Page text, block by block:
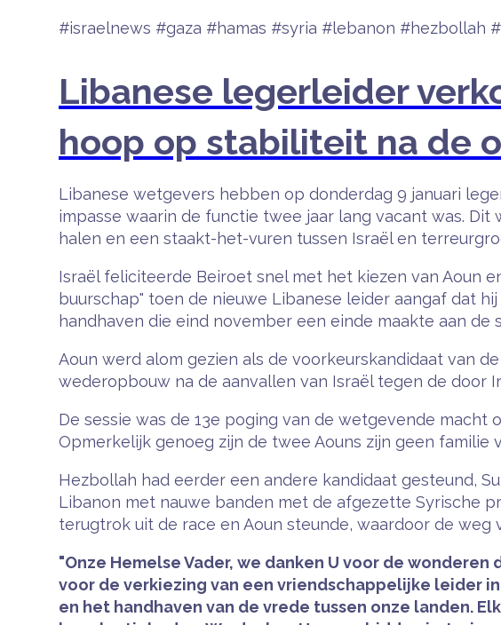
#israelnews #gaza #hamas #syria #lebanon #hezbollah
Libanese legerleider
hoop op stabiliteit na de
Libanese wetgevers hebben op donderdag 9 januari
impasse waarin de functie twee jaar lang vacant was.
halen en een staakt-het-vuren tussen Israël en
Israël feliciteerde Beiroet snel met het kiezen van Aoun
buurschap" toen de nieuwe Libanese leider aangaf dat
handhaven die eind november een einde maakte aan de
Aoun werd alom gezien als de voorkeurskandidaat van
wederopbouw na de aanvallen van Israël tegen de door
De sessie was de 13e poging van de wetgevende
Opmerkelijk genoeg zijn de twee Aouns zijn geen familie
Hezbollah had eerder een andere kandidaat gesteund,
Libanon met nauwe banden met de afgezette Syrische
terugtrok uit de race en Aoun steunde, waardoor de weg
"Onze Hemelse Vader, we danken U voor de
voor de verkiezing van een vriendschappelijke leider
en het handhaven van de vrede tussen onze landen.